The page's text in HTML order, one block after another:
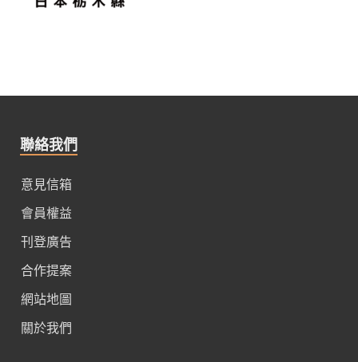
聯絡我們
意見信箱
會員權益
刊登廣告
合作提案
網站地圖
關於我們